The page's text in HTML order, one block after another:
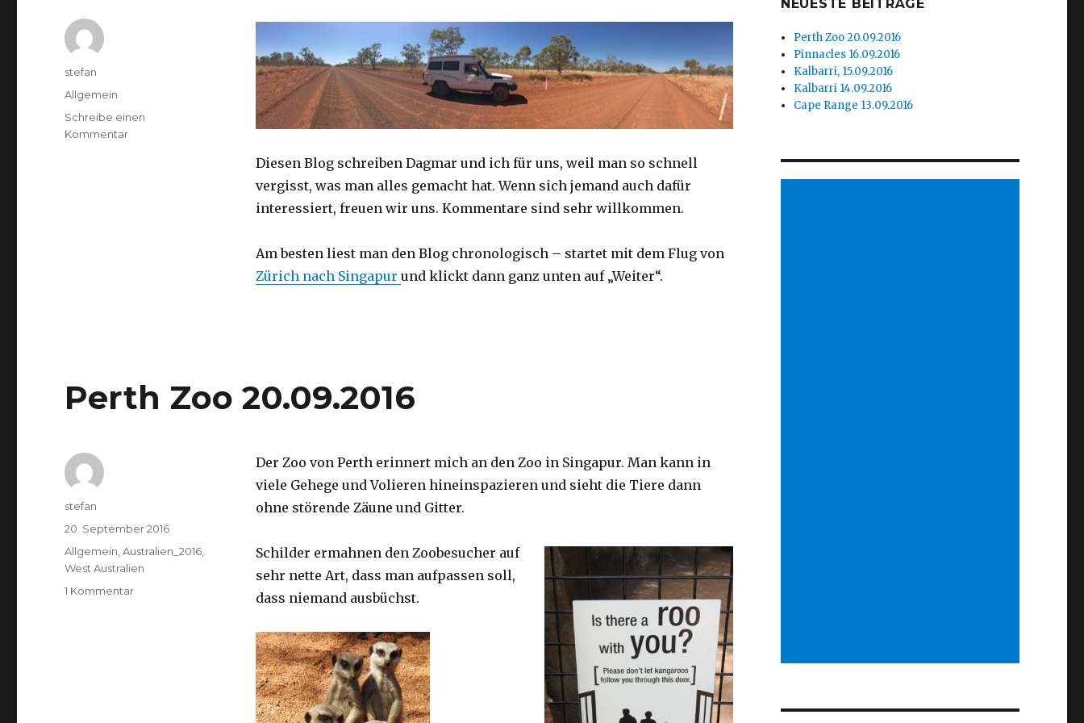
Diesen Blog schreiben Dagmar und ich für uns, weil man so schnell
vergisst, was man alles gemacht hat. Wenn sich jemand auch dafür
interessiert, freuen wir uns. Kommentare sind sehr willkommen.
Am besten liest man den Blog chronologisch – startet mit dem Flug von
Zürich nach Singapur und klickt dann ganz unten auf „Weiter“.
Autor
stefan
Kategorien
Allgemein
Schreibe einen
Kommentarzu
Perth Zoo 20.09.2016
Der Zoo von Perth erinnert mich an den Zoo in Singapur. Man kann in
viele Gehege und Volieren hineinspazieren und sieht die Tiere dann
ohne störende Zäune und Gitter.
Schilder ermahnen den Zoobesucher auf
sehr nette Art, dass man aufpassen soll,
dass niemand ausbüchst.
Autor
stefan
Veröffentlicht
am
20. September 2016
Kategorien
Allgemein,Australien_2016,
West Australien
1 Kommentarzu
NEUESTE BEITRÄGE
Perth Zoo 20.09.2016
Pinnacles 16.09.2016
Kalbarri, 15.09.2016
Kalbarri 14.09.2016
Cape Range 13.09.2016